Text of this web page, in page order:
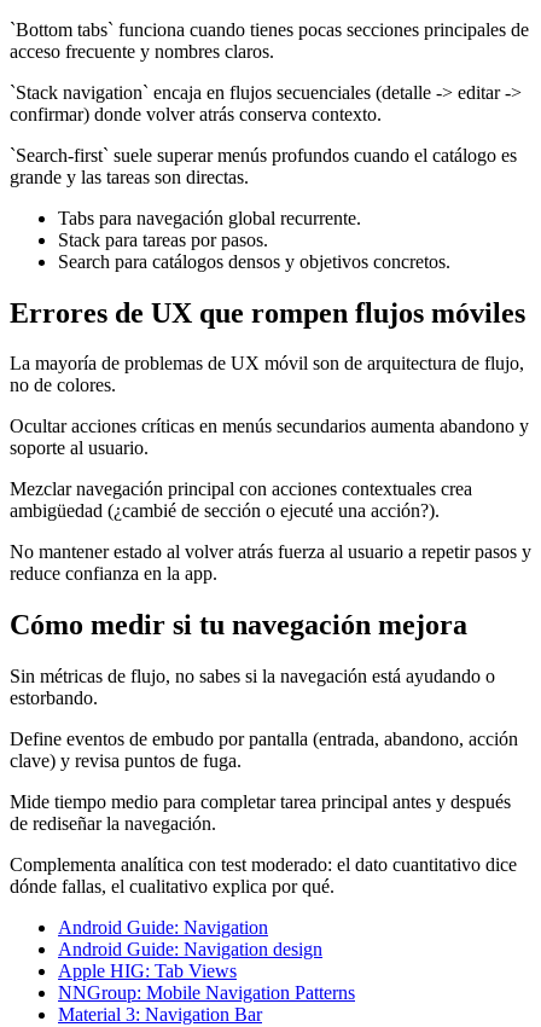
`Bottom tabs` funciona cuando tienes pocas secciones principales de
acceso frecuente y nombres claros.
`Stack navigation` encaja en flujos secuenciales (detalle -> editar ->
confirmar) donde volver atrás conserva contexto.
`Search-first` suele superar menús profundos cuando el catálogo es
grande y las tareas son directas.
Tabs para navegación global recurrente.
Stack para tareas por pasos.
Search para catálogos densos y objetivos concretos.
Errores de UX que rompen flujos móviles
La mayoría de problemas de UX móvil son de arquitectura de flujo,
no de colores.
Ocultar acciones críticas en menús secundarios aumenta abandono y
soporte al usuario.
Mezclar navegación principal con acciones contextuales crea
ambigüedad (¿cambié de sección o ejecuté una acción?).
No mantener estado al volver atrás fuerza al usuario a repetir pasos y
reduce confianza en la app.
Cómo medir si tu navegación mejora
Sin métricas de flujo, no sabes si la navegación está ayudando o
estorbando.
Define eventos de embudo por pantalla (entrada, abandono, acción
clave) y revisa puntos de fuga.
Mide tiempo medio para completar tarea principal antes y después
de rediseñar la navegación.
Complementa analítica con test moderado: el dato cuantitativo dice
dónde fallas, el cualitativo explica por qué.
Android Guide: Navigation
Android Guide: Navigation design
Apple HIG: Tab Views
NNGroup: Mobile Navigation Patterns
Material 3: Navigation Bar